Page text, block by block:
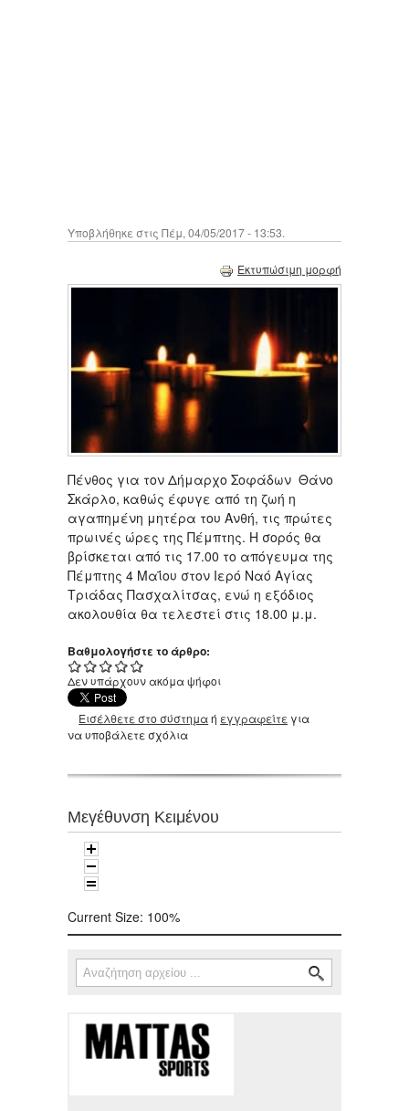
Υποβλήθηκε στις Πέμ, 04/05/2017 - 13:53.
Εκτυπώσιμη μορφή
Πένθος για τον Δήμαρχο Σοφάδων Θάνο
Σκάρλο, καθώς έφυγε από τη ζωή η
αγαπημένη μητέρα του Ανθή, τις πρώτες
πρωινές ώρες της Πέμπτης. Η σορός θα
βρίσκεται από τις 17.00 το απόγευμα της
Πέμπτης 4 Μαΐου στον Ιερό Ναό Αγίας
Τριάδας Πασχαλίτσας, ενώ η εξόδιος
ακολουθία θα τελεστεί στις 18.00 μ.μ.
Βαθμολογήστε το άρθρο:
Δεν υπάρχουν ακόμα ψήφοι
Εισέλθετε στο σύστημαή εγγραφείτε για
να υποβάλετε σχόλια
Μεγέθυνση Κειμένου
Current Size: 100%
Φόρμα αναζήτησης
Αναζήτηση